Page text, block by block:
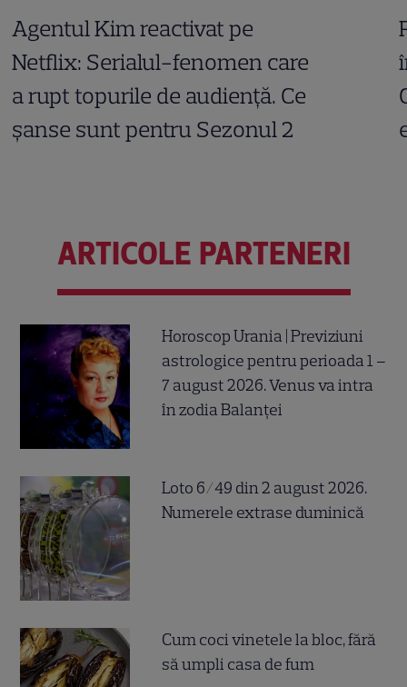
Agentul Kim reactivat pe
Netflix: Serialul-fenomen care
a rupt topurile de audiență. Ce
șanse sunt pentru Sezonul 2
ARTICOLE PARTENERI
Horoscop Urania | Previziuni
astrologice pentru perioada 1 –
7 august 2026. Venus va intra
în zodia Balanței
Loto 6/49 din 2 august 2026.
Numerele extrase duminică
Cum coci vinetele la bloc, fără
să umpli casa de fum